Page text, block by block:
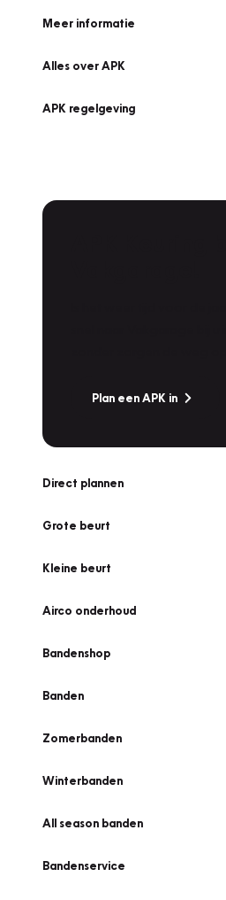
Meer informatie
Alles over APK
APK regelgeving
Plan een APK in
Direct plannen
Grote beurt
Kleine beurt
Airco onderhoud
Bandenshop
Banden
Zomerbanden
Winterbanden
All season banden
Bandenservice